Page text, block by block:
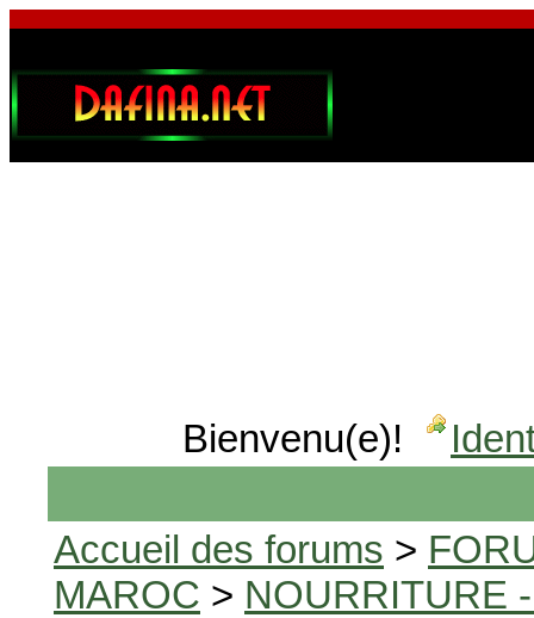
Bienvenu(e)!
Accueil des forums >
MAROC > NOURRITURE